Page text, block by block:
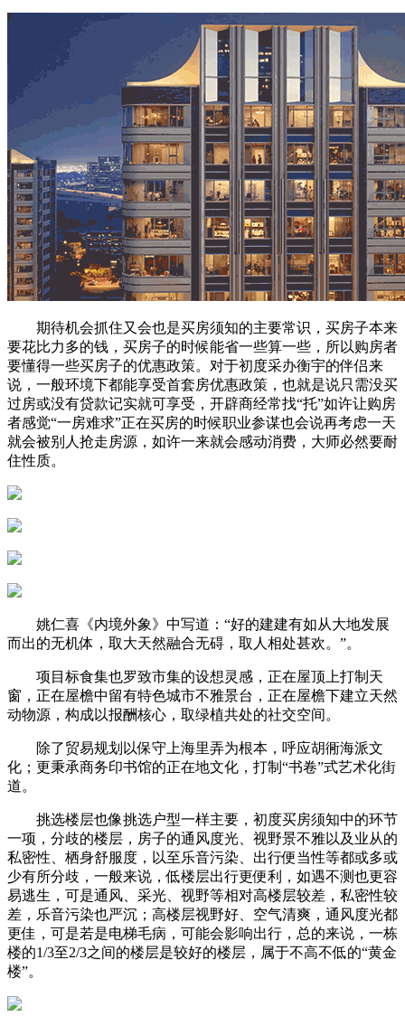
期待机会抓住又会也是买房须知的主要常识，买房子本来
要花比力多的钱，买房子的时候能省一些算一些，所以购房者
要懂得一些买房子的优惠政策。对于初度采办衡宇的伴侣来
说，一般环境下都能享受首套房优惠政策，也就是说只需没买
过房或没有贷款记实就可享受，开辟商经常找“托”如许让购房
者感觉“一房难求”正在买房的时候职业参谋也会说再考虑一天
就会被别人抢走房源，如许一来就会感动消费，大师必然要耐
住性质。
姚仁喜《内境外象》中写道：“好的建建有如从大地发展
而出的无机体，取大天然融合无碍，取人相处甚欢。”。
项目标食集也罗致市集的设想灵感，正在屋顶上打制天
窗，正在屋檐中留有特色城市不雅景台，正在屋檐下建立天然
动物源，构成以报酬核心，取绿植共处的社交空间。
除了贸易规划以保守上海里弄为根本，呼应胡衕海派文
化；更秉承商务印书馆的正在地文化，打制“书卷”式艺术化街
道。
挑选楼层也像挑选户型一样主要，初度买房须知中的环节
一项，分歧的楼层，房子的通风度光、视野景不雅以及业从的
私密性、栖身舒服度，以至乐音污染、出行便当性等都或多或
少有所分歧，一般来说，低楼层出行更便利，如遇不测也更容
易逃生，可是通风、采光、视野等相对高楼层较差，私密性较
差，乐音污染也严沉；高楼层视野好、空气清爽，通风度光都
更佳，可是若是电梯毛病，可能会影响出行，总的来说，一栋
楼的1/3至2/3之间的楼层是较好的楼层，属于不高不低的“黄金
楼”。